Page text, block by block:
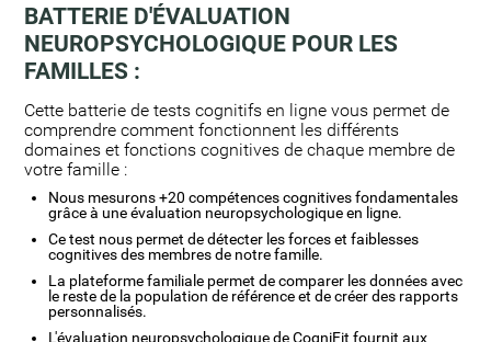
BATTERIE D'ÉVALUATION
NEUROPSYCHOLOGIQUE POUR LES
FAMILLES :
Cette batterie de tests cognitifs en ligne vous permet de
comprendre comment fonctionnent les différents
domaines et fonctions cognitives de chaque membre de
votre famille :
Nous mesurons +20 compétences cognitives fondamentales
grâce à une évaluation neuropsychologique en ligne.
Ce test nous permet de détecter les forces et faiblesses
cognitives des membres de notre famille.
La plateforme familiale permet de comparer les données avec
le reste de la population de référence et de créer des rapports
personnalisés.
L'évaluation neuropsychologique de CogniFit fournit aux